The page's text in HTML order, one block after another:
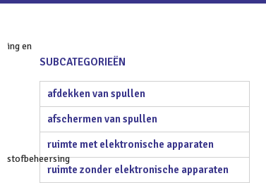
SUBCATEGORIEËN
afdekken van spullen
afschermen van spullen
ruimte met elektronische apparaten
ruimte zonder elektronische apparaten